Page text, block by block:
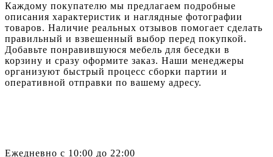
Каждому покупателю мы предлагаем подробные
описания характеристик и наглядные фотографии
товаров. Наличие реальных отзывов помогает сделать
правильный и взвешенный выбор перед покупкой.
Добавьте понравившуюся мебель для беседки в
корзину и сразу оформите заказ. Наши менеджеры
организуют быстрый процесс сборки партии и
оперативной отправки по вашему адресу.
Ежедневно с 10:00 до 22:00